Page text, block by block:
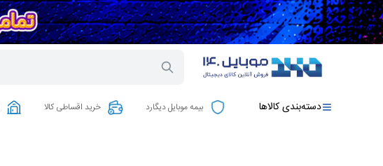
دسته‌بندی کالاها بیمه موبایل دیگارد خرید اقساطی کالا